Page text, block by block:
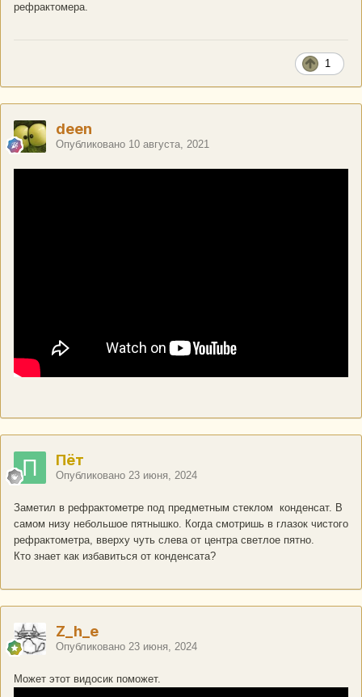
рефрактомера.
1
deen
Опубликовано 10 августа, 2021
Пёт
Опубликовано 23 июня, 2024
Заметил в рефрактометре под предметным стеклом конденсат. В
самом низу небольшое пятнышко. Когда смотришь в глазок чистого
рефрактометра, вверху чуть слева от центра светлое пятно.
Кто знает как избавиться от конденсата?
Z_h_e
Опубликовано 23 июня, 2024
Может этот видосик поможет.